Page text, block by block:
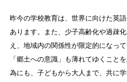
昨今の学校教育は、世界に向けた英
あります。また、少子高齢化や過疎
え、地域内の関係性が限定的になっ
「郷土への意識」も薄れてゆくこと
為にも、子どもから大人まで、共に